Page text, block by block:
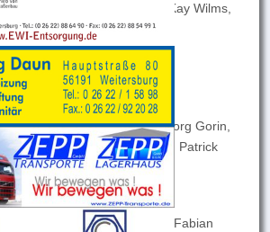
Marcel Mattern, Kay Wilms,
Daniel Sonnet
Vordere Reihe v.l.n.r.:
Lopin, Julian Wiesner, Georg Gorin,
Schneider, Timo Lemler, Patrick
Juan Jose Garcia Otalvaro
Es fehlen:
Daniel Leppin, Eric Radtke, Fabian